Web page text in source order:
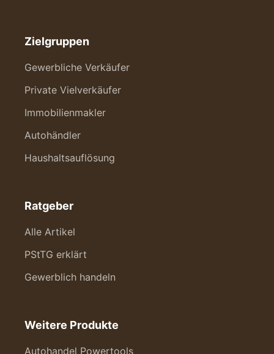
Zielgruppen
Gewerbliche Verkäufer
Private Vielverkäufer
Immobilienmakler
Autohändler
Haushaltsauflösung
Ratgeber
Alle Artikel
PStTG erklärt
Gewerblich handeln
Weitere Produkte
Autohandel Powertools